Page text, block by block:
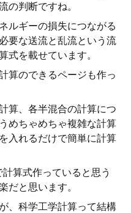
の判断ですね。
ルギーの損失につながる
要な送流と乱流という流
式を載せています。
算のできるページも作っ
算、各半混合の計算につ
めちゃめちゃ複雑な計算
入れるだけで簡単に計算
算式作っていると思う
だと思います。
、科学工学計算って結構